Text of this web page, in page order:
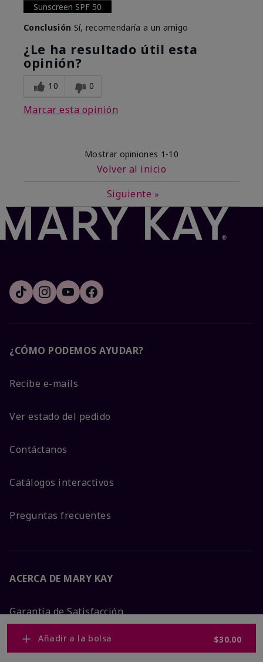
Añadir a la bolsa $30.00
Sunscreen SPF 50
Conclusión Sí, recomendaría a un amigo
¿Le ha resultado útil esta
opinión?
10 0
Marcar esta opinión
Mostrar opiniones 1-10
Volver al inicio
Siguiente »
¿CÓMO PODEMOS AYUDAR?
Recibe e-mails
Ver estado del pedido
Contáctanos
Catálogos interactivos
Preguntas frecuentes
ACERCA DE MARY KAY
Garantía de Satisfacción
Sobre Mary Kay